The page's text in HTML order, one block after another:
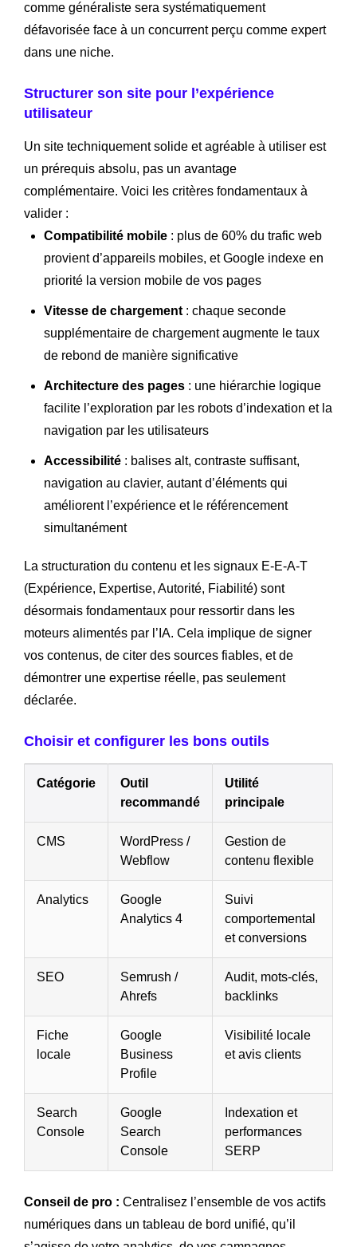
comme généraliste sera systématiquement
défavorisée face à un concurrent perçu comme expert
dans une niche.
Structurer son site pour l’expérience
utilisateur
Un site techniquement solide et agréable à utiliser est
un prérequis absolu, pas un avantage
complémentaire. Voici les critères fondamentaux à
valider :
Compatibilité mobile : plus de 60% du trafic web
provient d’appareils mobiles, et Google indexe en
priorité la version mobile de vos pages
Vitesse de chargement : chaque seconde
supplémentaire de chargement augmente le taux
de rebond de manière significative
Architecture des pages : une hiérarchie logique
facilite l’exploration par les robots d’indexation et la
navigation par les utilisateurs
Accessibilité : balises alt, contraste suffisant,
navigation au clavier, autant d’éléments qui
améliorent l’expérience et le référencement
simultanément
La structuration du contenu et les signaux E-E-A-T
(Expérience, Expertise, Autorité, Fiabilité) sont
désormais fondamentaux pour ressortir dans les
moteurs alimentés par l’IA. Cela implique de signer
vos contenus, de citer des sources fiables, et de
démontrer une expertise réelle, pas seulement
déclarée.
Choisir et configurer les bons outils
Catégorie
Outil
recommandé
Utilité
principale
CMS
WordPress /
Webflow
Gestion de
contenu flexible
Analytics
Google
Analytics 4
Suivi
comportemental
et conversions
SEO
Semrush /
Ahrefs
Audit, mots-clés,
backlinks
Fiche
locale
Google
Business
Profile
Visibilité locale
et avis clients
Search
Console
Google
Search
Console
Indexation et
performances
SERP
Conseil de pro : Centralisez l’ensemble de vos actifs
numériques dans un tableau de bord unifié, qu’il